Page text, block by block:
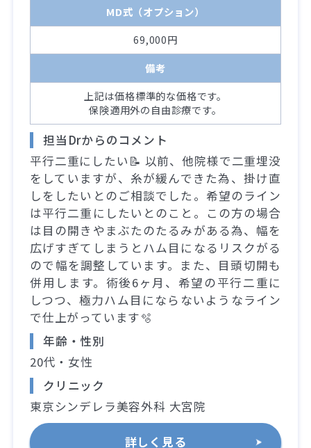
MD式（オプション）
69,000円
備考
上記は価格標準的な価格です。
保険適用外の自由診療です。
担当Drからのコメント
平行二重にしたい📝 以前、他院様で二重埋没
をしていますが、糸が緩んできた為、掛け直
しをしたいとのご相談でした。希望のライン
は平行二重にしたいとのこと。この方の場合
は目の開きやまぶたのたるみがある為、幅を
広げすぎてしまうとハム目になるリスクがる
ので幅を調整しています。また、目頭切開も
併用します。術後6ヶ月、希望の平行二重に
しつつ、極力ハム目にならないようなライン
で仕上がっています🫧
年齢・性別
20代・女性
クリニック
東京シンデレラ美容外科 大宮院
詳しく見る